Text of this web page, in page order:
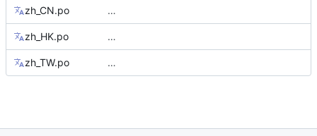
zh_CN.po …
zh_HK.po …
zh_TW.po …